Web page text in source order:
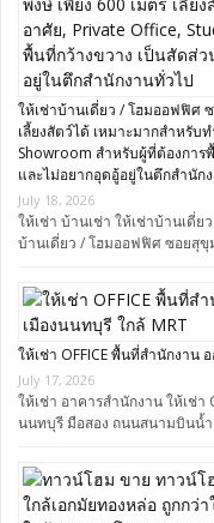
ให้เช่าบ้านเดี่ยว / โฮมออฟฟิศ
เลี้ยงสัตว์ได้ เหมาะมากสำหรับ
Showroom สำหรับผู้ที่ต้องกา
และไม่อยากอุดอู้อยู่ในตึกสำนัก
July 18, 2026
ให้เช่า บ้านเช่า ให้เช่าบ้านเดี่
บ้านเดี่ยว / โฮมออฟฟิศ ซอยสุขุ
ให้เช่า OFFICE พื้นที่สำนักงาน
July 17, 2026
ให้เช่า อาคารสำนักงาน ให้เช่
นนทบุรี มือสอง ถนนสนามบินน้